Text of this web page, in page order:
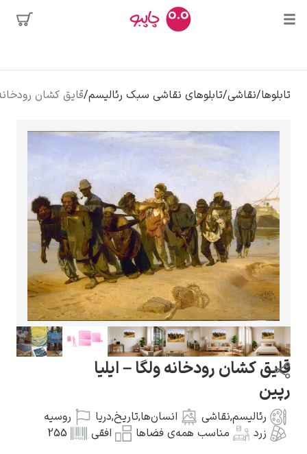
محبوب‌ترین
هنرمندان
کلود مونه
ونسان ون گوگ
گوستاو کلیمت
تابلوهای نقاشی سبک رئالیسم/قایق کشان رودخانه ولگا – ایلیا رپین
ولگا – ایلیا
نقاشی انسان‌ها,تاریخ,دریا
روسیه
مناسب همه‌ی فضاها
افقی
255